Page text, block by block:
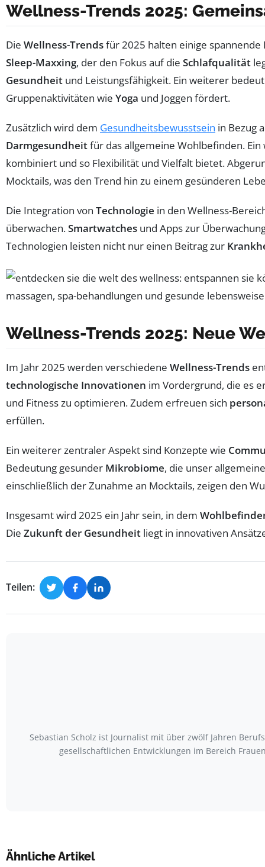
Wellness-Trends 2025:
Die Wellness-Trendsfür 2025 halten einige
Sleep-Maxxing, der den Fokus auf die Schlafqualität
Gesundheit und Leistungsfähigkeit. Ein weiterer
Gruppenaktivitäten wie Yoga und Joggen fördert.
Zusätzlich wird dem Gesundheitsbewusstsein in Bezug
Darmgesundheitfür das allgemeine Wohlbefinden.
kombiniert und so Flexibilität und Vielfalt bietet.
Mocktails, was den Trend hin zu einem gesünderen
Die Integration von Technologie in den Wellness-
überwachen.Smartwatches und Apps zur
Technologien leisten nicht nur einen Beitrag zur
Wellness-Trends 2025: Neue
Im Jahr 2025 werden verschiedene Wellness-Trends
technologische Innovationen im Vordergrund, die es
und Fitness zu optimieren. Zudem erfreuen sich
erfüllen.
Ein weiterer zentraler Aspekt sind Konzepte wie
Bedeutung gesunder Mikrobiome, die unser
einschließlich der Zunahme an Mocktails, zeigen den
Insgesamt wird 2025 ein Jahr sein, in dem
Die Zukunft der Gesundheit liegt in innovativen
Teilen:
Sebastian Scholz ist Journalist mit über zwölf Jahren
gesellschaftlichen Entwicklungen im Bereich
Ähnliche Artikel